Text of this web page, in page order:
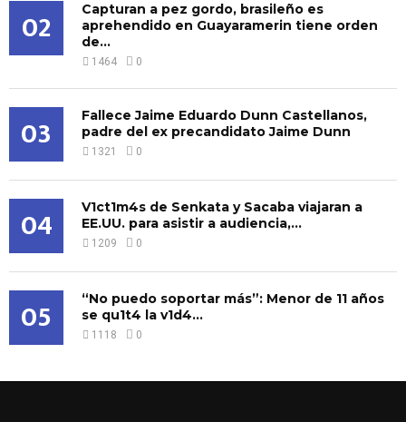
02
Capturan a pez gordo, brasileño es
aprehendido en Guayaramerin tiene orden
de...
1464 0
03
Fallece Jaime Eduardo Dunn Castellanos,
padre del ex precandidato Jaime Dunn
1321 0
04
V1ct1m4s de Senkata y Sacaba viajaran a
EE.UU. para asistir a audiencia,...
1209 0
05
“No puedo soportar más”: Menor de 11 años
se qu1t4 la v1d4...
1118 0